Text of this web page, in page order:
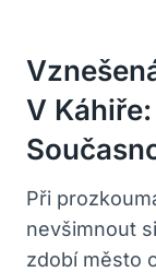
V
Při
nevšimnout
zdobí město